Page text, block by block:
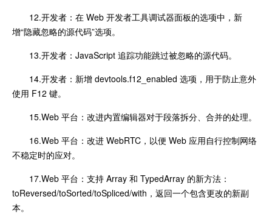
12.开发者：在 Web 开发者工具调试器面板的选项中，新
增“隐藏忽略的源代码”选项。
13.开发者：JavaScript 追踪功能跳过被忽略的源代码。
14.开发者：新增 devtools.f12_enabled 选项，用于防止意外
使用 F12 键。
15.Web 平台：改进内置编辑器对于段落拆分、合并的处理。
16.Web 平台：改进 WebRTC，以便 Web 应用自行控制网络
不稳定时的应对。
17.Web 平台：支持 Array 和 TypedArray 的新方法：
toReversed/toSorted/toSpliced/with，返回一个包含更改的新副
本。